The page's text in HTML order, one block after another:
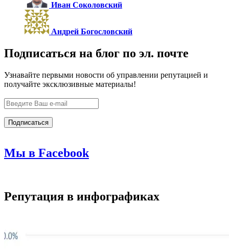
Иван Соколовский
Андрей Богословский
Подписаться на блог по эл. почте
Узнавайте первыми новости об управлении репутацией и
получайте эксклюзивные материалы!
Мы в Facebook
Репутация в инфографиках